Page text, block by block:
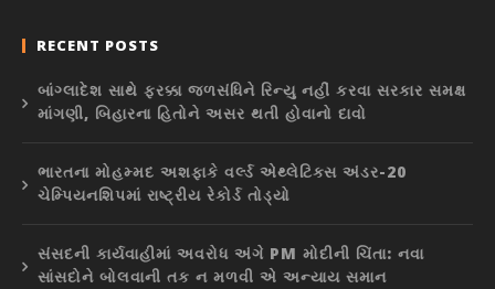
RECENT POSTS
બાંગ્લાદેશ સાથે ફરક્કા જળસંધિને રિન્યુ નહીં કરવા સરકાર સમક્ષ
માંગણી, બિહારના હિતોને અસર થતી હોવાનો દાવો
ભારતના મોહમ્મદ અશફાકે વર્લ્ડ એથ્લેટિક્સ અંડર-20
ચેમ્પિયનશિપમાં રાષ્ટ્રીય રેકોર્ડ તોડ્યો
સંસદની કાર્યવાહીમાં અવરોધ અંગે PM મોદીની ચિંતા: નવા
સાંસદોને બોલવાની તક ન મળવી એ અન્યાય સમાન